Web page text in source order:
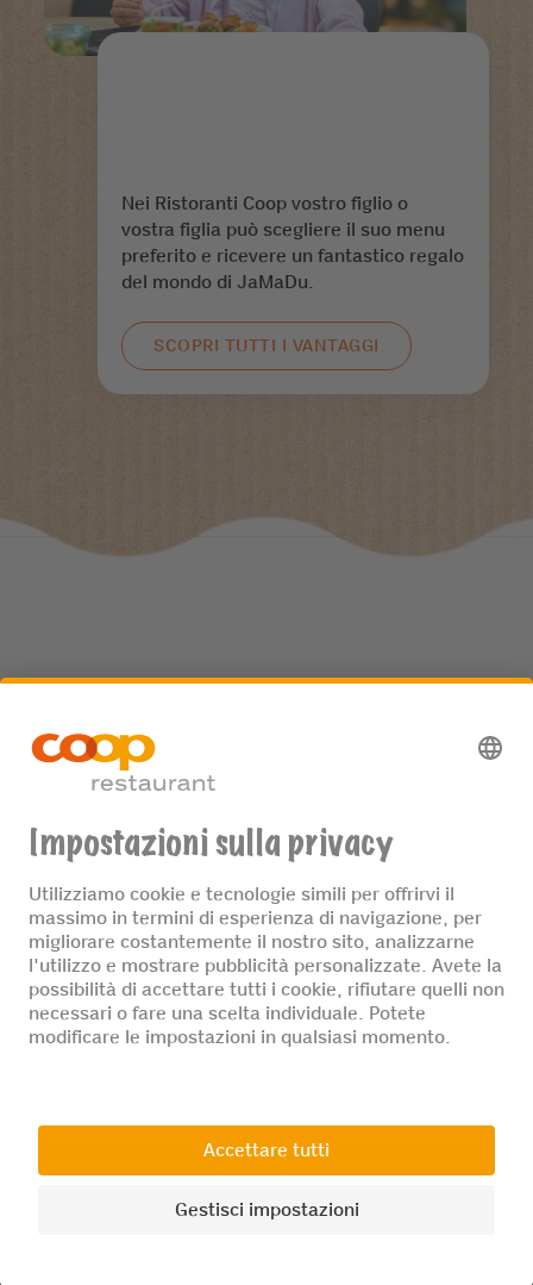
Nei Ristoranti Coop vostro figlio o
vostra figlia può scegliere il suo menu
preferito e ricevere un fantastico regalo
del mondo di JaMaDu.
SCOPRI TUTTI I VANTAGGI
Protezione dei dati
Impressum